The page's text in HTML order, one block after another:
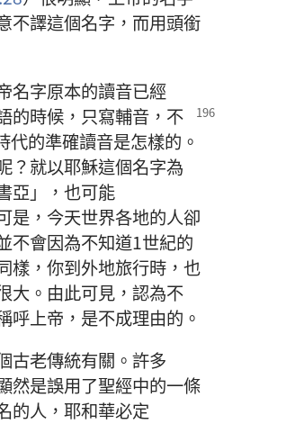
不譯這個名字 ， 而用頭銜
名字原本的讀音已經
的時候 ， 只寫輔音 ， 不
代的準確讀音是怎樣的 。
？就以耶穌這個名字為
亞 」， 也可能
是 ， 今天世界各地的人卻
不會因為不知道1世紀的
樣 ， 你到外地旅行時 ， 也
大 。 由此可見 ， 認為不
呼上帝 ， 是不成理由的 。
古老傳統有關 。 許多
然是誤用了聖經中的一條
的人 ， 耶和華必定